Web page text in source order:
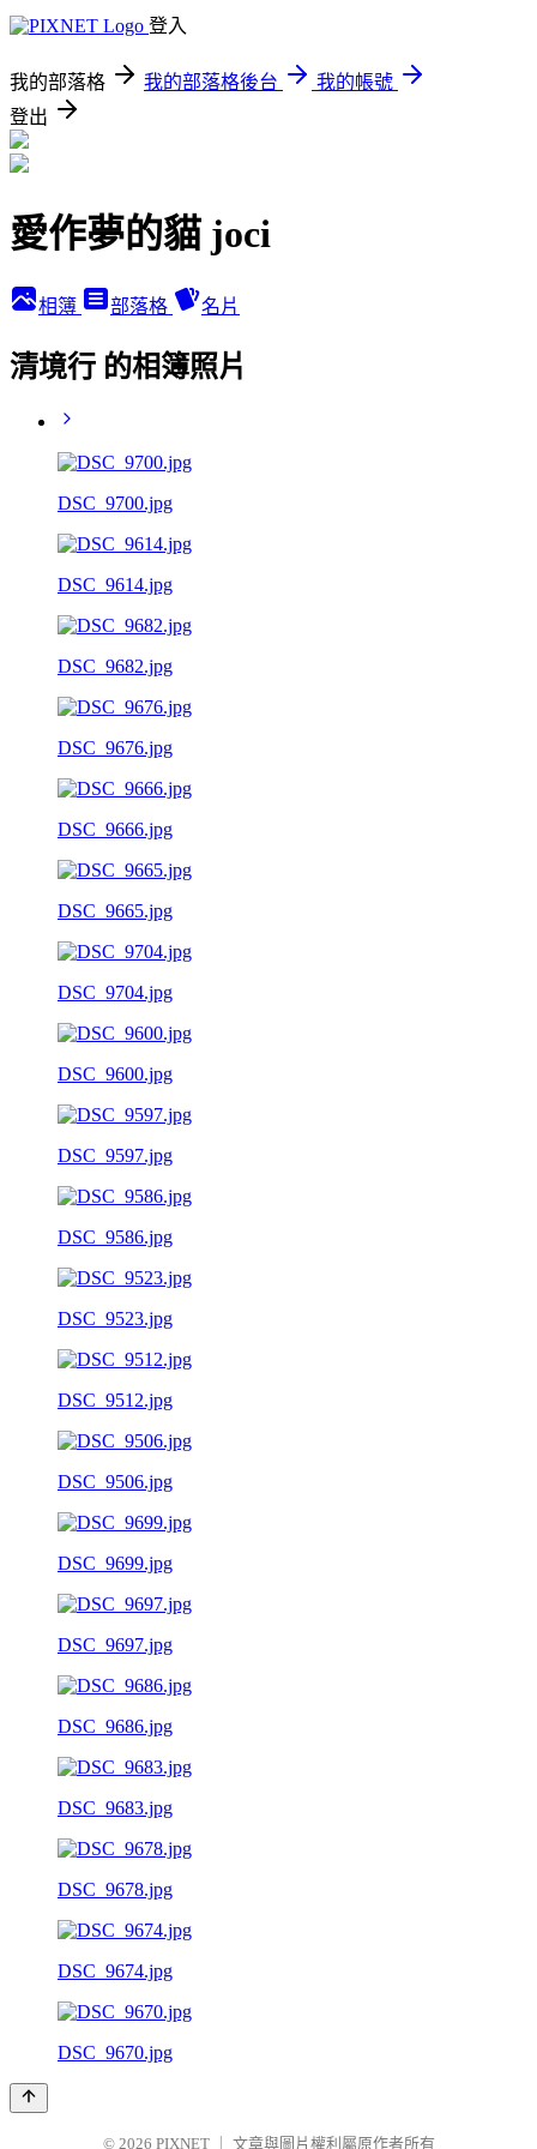
登入
我的部落格 我的部落格後台
我的帳號
登出
愛作夢的貓 joci
相簿 部落格 名片
清境行 的相簿照片
DSC_9700.jpg
DSC_9614.jpg
DSC_9682.jpg
DSC_9676.jpg
DSC_9666.jpg
DSC_9665.jpg
DSC_9704.jpg
DSC_9600.jpg
DSC_9597.jpg
DSC_9586.jpg
DSC_9523.jpg
DSC_9512.jpg
DSC_9506.jpg
DSC_9699.jpg
DSC_9697.jpg
DSC_9686.jpg
DSC_9683.jpg
DSC_9678.jpg
DSC_9674.jpg
DSC_9670.jpg
© 2026 PIXNET 文章與圖片權利屬原作者所有